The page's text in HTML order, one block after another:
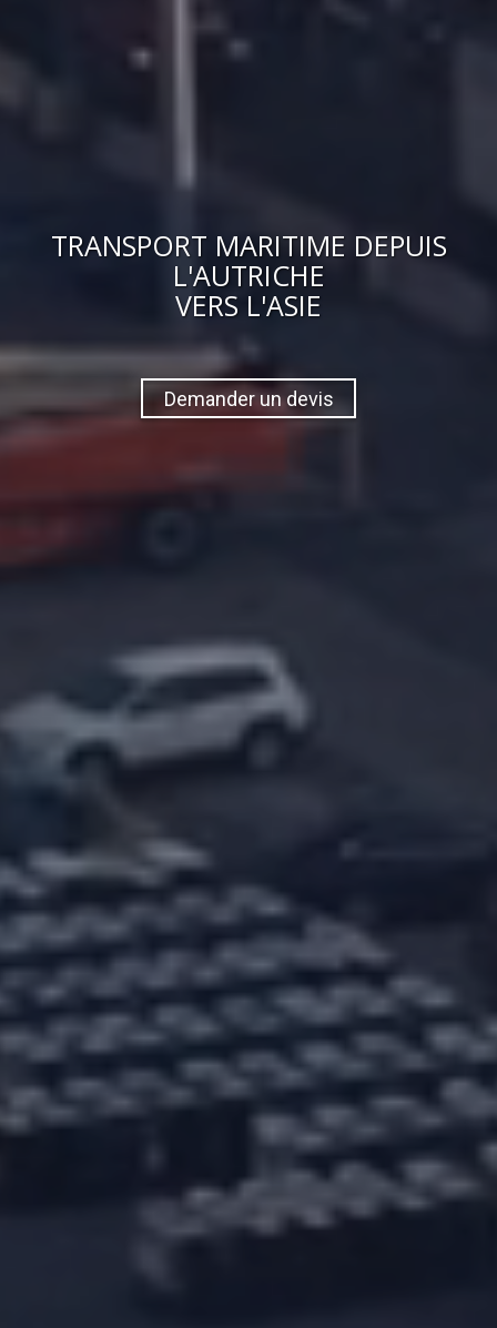
TRANSPORT MARITIME DEPUIS
L'AUTRICHE
VERS L'ASIE
Demander un devis